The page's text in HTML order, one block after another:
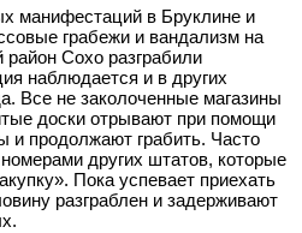
манифестаций в Бруклине и
грабежи и вандализм на
Сохо разграбили
наблюдается и в других
Все не заколоченные магазины
доски отрывают при помощи
и продолжают грабить. Часто
других штатов, которые
Пока успевает приехать
разграблен и задерживают